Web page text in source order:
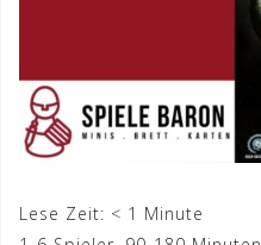
Lese Zeit: < 1 Minute